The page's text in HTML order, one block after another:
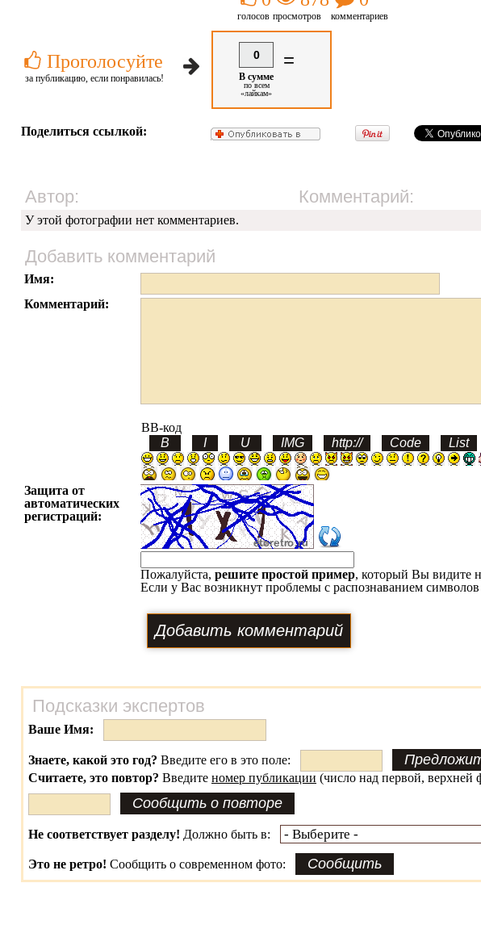
Проголосуйте
за публикацию, если понравилась!
голосов просмотров комментариев
0
В сумме
по всем
«лайкам»
=
Поделиться ссылкой:
Автор: Комментарий:
У этой фотографии нет комментариев.
Добавить комментарий
Имя:
Комментарий:
BB-код
Защита от
автоматических
регистраций:
Пожалуйста, решите простой пример, который Вы видите
Если у Вас возникнут проблемы с распознаванием символов
Подсказки экспертов
Ваше Имя:
Знаете, какой это год? Введите его в это поле:
Считаете, это повтор? Введите номер публикации (число над первой, верхней
Не соответствует разделу! Должно быть в:
Это не ретро! Сообщить о современном фото: